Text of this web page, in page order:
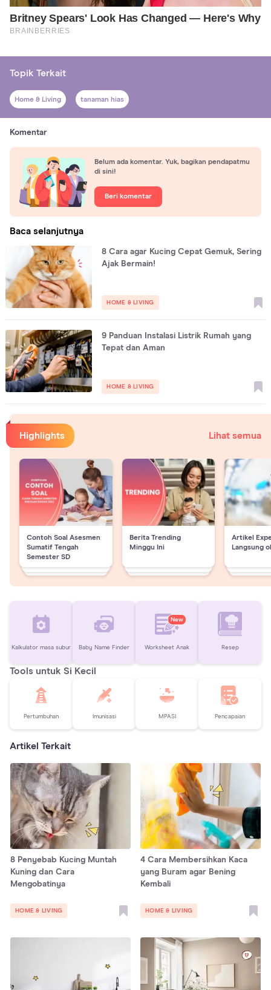
Topik Terkait
Home & Living tanaman hias
Komentar
Belum ada komentar. Yuk, bagikan pendapatmu
di sini!
Beri komentar
Baca selanjutnya
8 Cara agar Kucing Cepat Gemuk, Sering
Ajak Bermain!
HOME & LIVING
9 Panduan Instalasi Listrik Rumah yang
Tepat dan Aman
HOME & LIVING
Highlights Lihat semua
Contoh Soal Asesmen
Sumatif Tengah
Semester SD
Berita Trending
Minggu Ini
Artikel
Langsung
Kalkulator masa subur Baby Name Finder
New
Worksheet Anak Resep
Tools untuk Si Kecil
Pertumbuhan Imunisasi MPASI Pencapaian
Artikel Terkait
8 Penyebab Kucing Muntah
Kuning dan Cara
Mengobatinya
HOME & LIVING
4 Cara Membersihkan Kaca
yang Buram agar Bening
Kembali
HOME & LIVING